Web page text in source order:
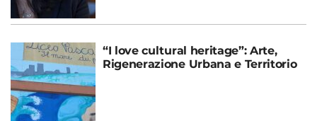
“I love cultural heritage”: Arte,
Rigenerazione Urbana e Territorio